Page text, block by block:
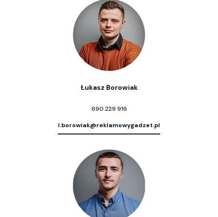
Łukasz Borowiak
690 229 916
l.borowiak@reklamowygadzet.pl